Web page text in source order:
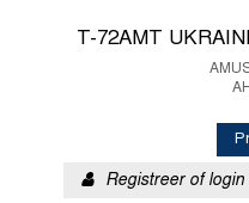
T-72AMT
Registreer of